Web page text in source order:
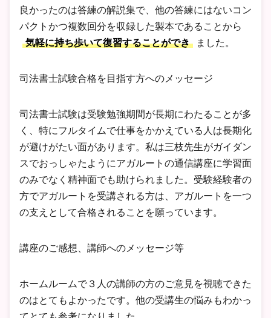
良かったのは答練の解説集で、他の答練にはないコン
パクトかつ複数回分を収録した製本であることから
気軽に持ち歩いて復習することができ
ました。
司法書士試験合格を目指す方へのメッセージ
司法書士試験は受験勉強期間が長期にわたることが多
く、特にフルタイムで仕事をかかえている人は長期化
が避けがたい面があります。私は三枝先生がガイダン
スでおっしゃたようにアガルートの通信講座に学習面
のみでなく精神面でも助けられました。受験経験者の
方でアガルートを受講される方は、アガルートを一つ
の支えとして合格されることを願っています。
講座のご感想、講師へのメッセージ等
ホームルームで３人の講師の方のご意見を視聴できた
のはとてもよかったです。他の受講生の悩みもわかっ